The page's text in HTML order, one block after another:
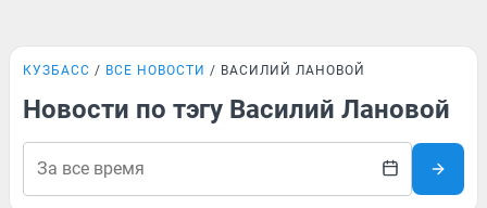
КУЗБАСС ВСЕ НОВОСТИ ВАСИЛИЙ ЛАНОВОЙ
Новости по тэгу Василий Лановой